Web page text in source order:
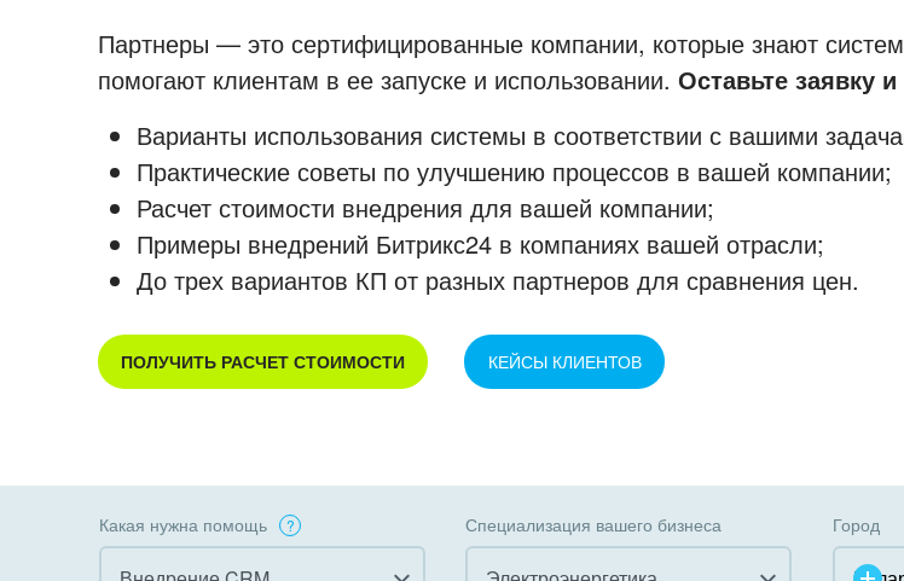
Партнеры — это сертифицированные компании, которые знают
помогают клиентам в ее запуске и использовании. Оставьте заявку
Варианты использования системы в соответствии с вашими
Практические советы по улучшению процессов в вашей компании;
Расчет стоимости внедрения для вашей компании;
Примеры внедрений Битрикс24 в компаниях вашей отрасли;
До трех вариантов КП от разных партнеров для сравнения цен.
ПОЛУЧИТЬ РАСЧЕТ СТОИМОСТИ КЕЙСЫ КЛИЕНТОВ
Какая нужна помощь Специализация вашего бизнеса Город